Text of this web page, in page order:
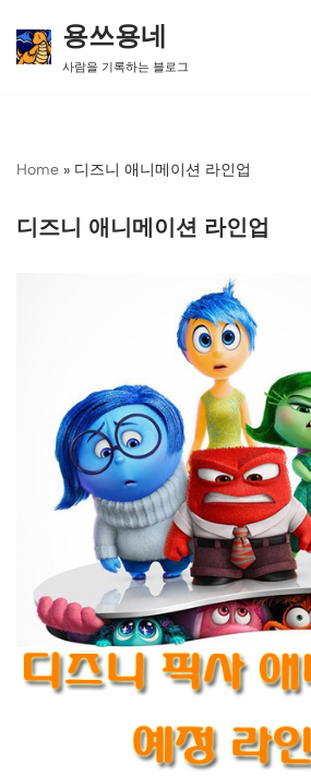
콘
너
용쓰용네
사람을 기록하는 블로그
Home » 디즈니 애니메이션 라인업
디즈니 애니메이션 라인업